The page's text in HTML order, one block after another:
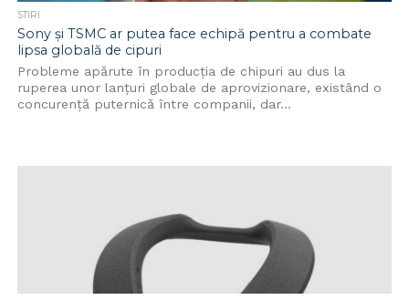
STIRI
Sony și TSMC ar putea face echipă pentru a combate
lipsa globală de cipuri
Probleme apărute în producția de chipuri au dus la
ruperea unor lanțuri globale de aprovizionare, existând o
concurență puternică între companii, dar...